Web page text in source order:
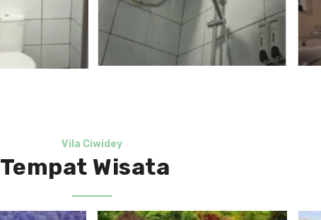
Vila Ciwidey
Tempat Wisata